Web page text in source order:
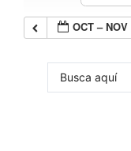
OCT – NOV